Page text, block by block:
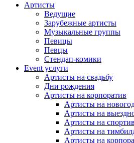
Артисты
Ведущие
Зарубежные артисты
Музыкальные группы
Певицы
Певцы
Стендап-комики
Event услуги
Артисты на свадьбу
Дни рождения
Артисты на корпоратив
Артисты на
Артисты на
Артисты на
Артисты на
Артисты на